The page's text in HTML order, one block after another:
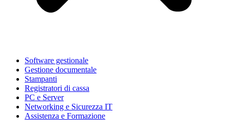
Software gestionale
Gestione documentale
Stampanti
Registratori di cassa
PC e Server
Networking e Sicurezza IT
Assistenza e Formazione